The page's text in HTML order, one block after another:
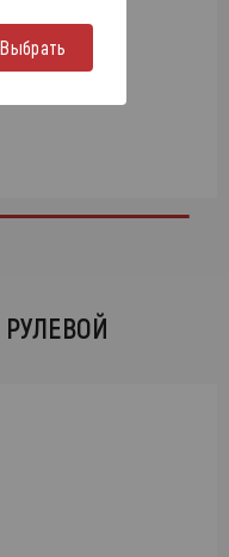
Выбрать